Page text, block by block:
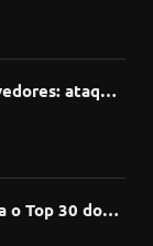
ataque
o Top 30 do